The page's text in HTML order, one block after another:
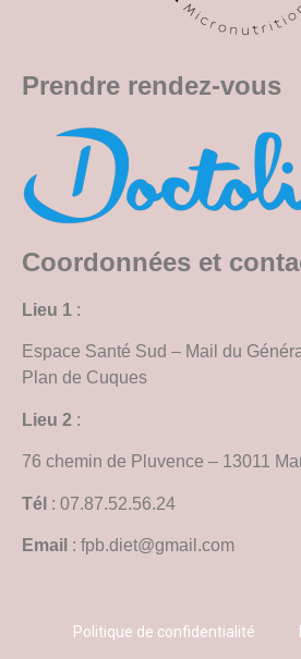
Prendre rendez-vous
Coordonnées et
Lieu 1 :
Espace Santé Sud – Mail du
Plan de Cuques
Lieu 2 :
76 chemin de Pluvence – 13011
Tél : 07.87.52.56.24
Email : fpb.diet@gmail.com
Politique de confidentialité